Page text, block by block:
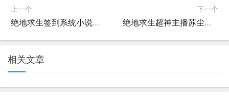
上一个
绝地求生签到系统小说：热血冒险之旅-绝地求生签到系统小说中的精彩世界
下一个
绝地求生超神主播苏尘教你吃鸡-绝地求生手游苏尘如何成为超神主播
相关文章